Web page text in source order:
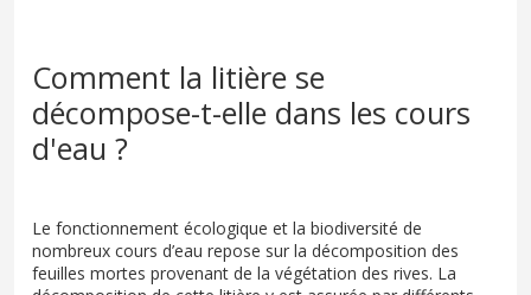
Comment la litière se
décompose-t-elle dans les cours
d'eau ?
Le fonctionnement écologique et la biodiversité de
nombreux cours d’eau repose sur la décomposition des
feuilles mortes provenant de la végétation des rives. La